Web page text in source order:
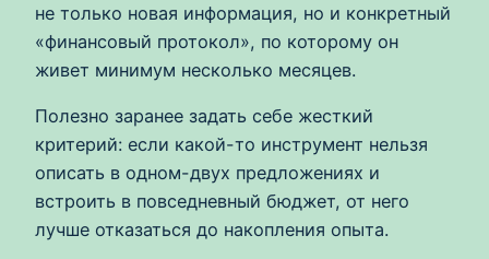
не только новая информация, но и конкретный
«финансовый протокол», по которому он
живет минимум несколько месяцев.
Полезно заранее задать себе жесткий
критерий: если какой-то инструмент нельзя
описать в одном-двух предложениях и
встроить в повседневный бюджет, от него
лучше отказаться до накопления опыта.